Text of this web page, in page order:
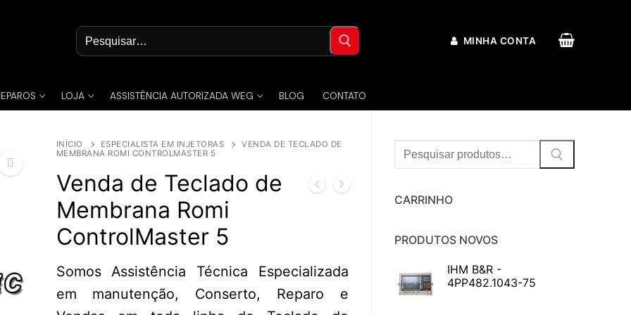
Pesquisar
por:
MINHA CONTA
LOJA ASSISTÊNCIA AUTORIZADA WEG BLOG CONTATO
INÍCIO ESPECIALISTA EM INJETORAS
VENDA DE TECLADO DE
MEMBRANA ROMI CONTROLMASTER 5
Venda de Teclado de
Membrana Romi
ControlMaster 5
Somos Assistência Técnica Especializada
em manutenção, Conserto, Reparo e
Procurar:
CARRINHO
PRODUTOS NOVOS
IHM B&R -
4PP482.1043-75